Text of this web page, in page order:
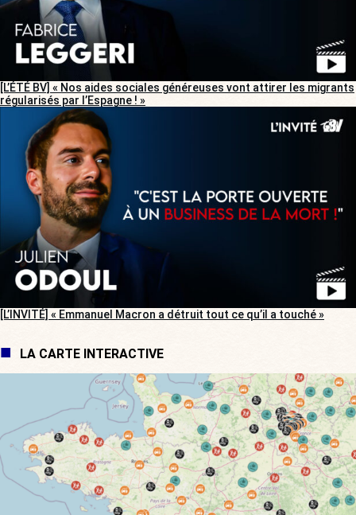
[L’ÉTÉ BV] « Nos aides sociales généreuses vont attirer les migrants
régularisés par l’Espagne ! »
[L’INVITÉ] « Emmanuel Macron a détruit tout ce qu’il a touché »
LA CARTE INTERACTIVE